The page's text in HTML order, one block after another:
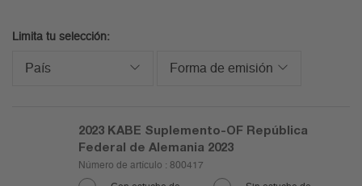
Limita tu selección:
País Forma de emisión
2023 KABE Suplemento-OF República
Federal de Alemania 2023
Número de artículo : 800417